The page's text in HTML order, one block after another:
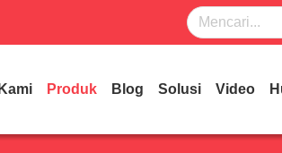
Produk Blog Solusi Video